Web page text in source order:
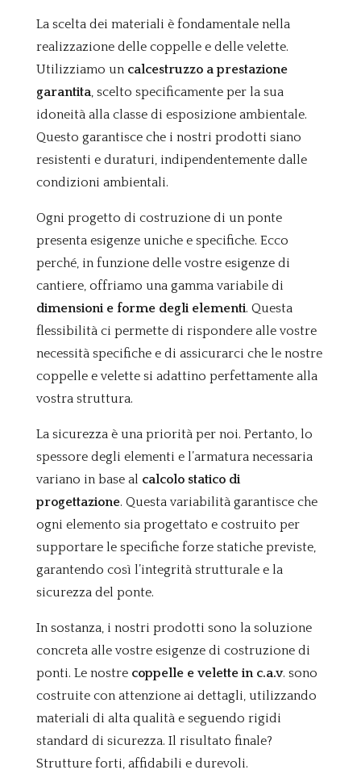
La scelta dei materiali è fondamentale nella
realizzazione delle coppelle e delle velette.
Utilizziamo un calcestruzzo a prestazione
garantita, scelto specificamente per la sua
idoneità alla classe di esposizione ambientale.
Questo garantisce che i nostri prodotti siano
resistenti e duraturi, indipendentemente dalle
condizioni ambientali.
Ogni progetto di costruzione di un ponte
presenta esigenze uniche e specifiche. Ecco
perché, in funzione delle vostre esigenze di
cantiere, offriamo una gamma variabile di
dimensioni e forme degli elementi. Questa
flessibilità ci permette di rispondere alle vostre
necessità specifiche e di assicurarci che le nostre
coppelle e velette si adattino perfettamente alla
vostra struttura.
La sicurezza è una priorità per noi. Pertanto, lo
spessore degli elementi e l’armatura necessaria
variano in base al calcolo statico di
progettazione. Questa variabilità garantisce che
ogni elemento sia progettato e costruito per
supportare le specifiche forze statiche previste,
garantendo così l’integrità strutturale e la
sicurezza del ponte.
In sostanza, i nostri prodotti sono la soluzione
concreta alle vostre esigenze di costruzione di
ponti. Le nostre coppelle e velette in c.a.v. sono
costruite con attenzione ai dettagli, utilizzando
materiali di alta qualità e seguendo rigidi
standard di sicurezza. Il risultato finale?
Strutture forti, affidabili e durevoli.